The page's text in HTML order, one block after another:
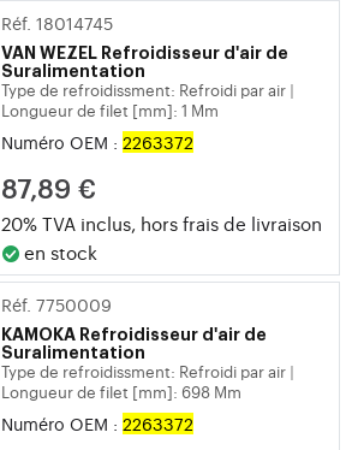
Réf. 18014745
VAN WEZEL Refroidisseur d'air de
Suralimentation
Type de refroidissment: Refroidi par air
Longueur de filet [mm]: 1 Mm
Numéro OEM :2263372
87,89 €
20% TVA inclus, horsfrais de livraison
en stock
Réf. 7750009
KAMOKA Refroidisseur d'air de
Suralimentation
Type de refroidissment: Refroidi par air
Longueur de filet [mm]: 698 Mm
Numéro OEM :2263372